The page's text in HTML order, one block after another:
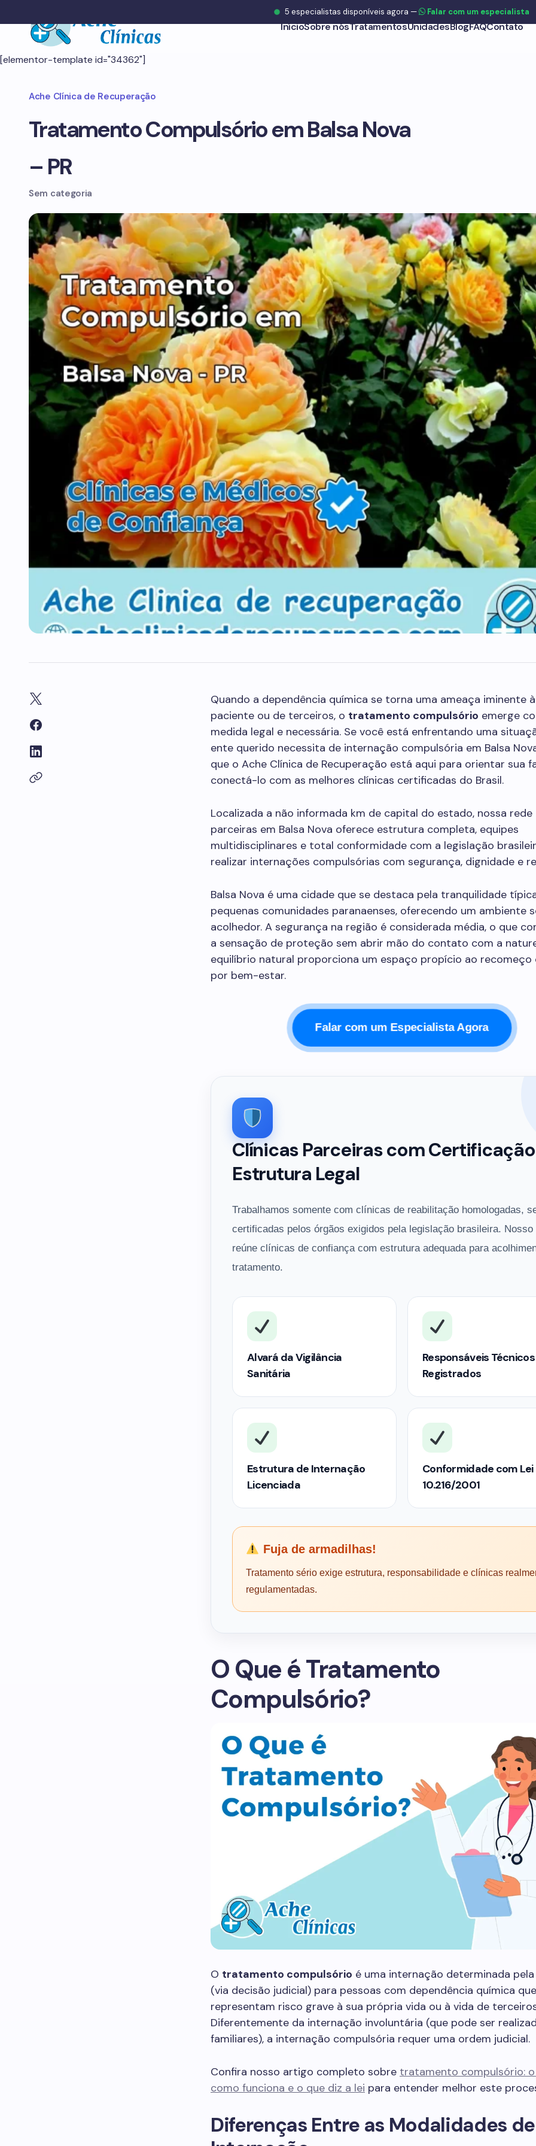
InícioSobre nósTratamentosUnidadesBlogFAQContato
[elementor-template id="34362"]
Ache Clínica de Recuperação
Tratamento Compulsório em Balsa Nova
– PR
Sem categoria
Quando a dependência química se torna uma ameaça iminente
paciente ou de terceiros, o tratamento compulsório emerge
medida legal e necessária. Se você está enfrentando uma
ente querido necessita de internação compulsória em Balsa
que o Ache Clínica de Recuperação está aqui para orientar sua
conectá-lo com as melhores clínicas certificadas do Brasil.
Localizada a não informada km de capital do estado, nossa rede
parceiras em Balsa Nova oferece estrutura completa, equipes
multidisciplinares e total conformidade com a legislação
realizar internações compulsórias com segurança, dignidade e
Balsa Nova é uma cidade que se destaca pela tranquilidade
pequenas comunidades paranaenses, oferecendo um ambiente
acolhedor. A segurança na região é considerada média, o que
a sensação de proteção sem abrir mão do contato com a
equilíbrio natural proporciona um espaço propício ao recomeço
por bem-estar.
Falar com um Especialista Agora
Clínicas Parceiras com
Estrutura Legal
Trabalhamos somente com clínicas de reabilitação homologadas,
certificadas pelos órgãos exigidos pela legislação brasileira. Nosso
reúne clínicas de confiança com estrutura adequada para
tratamento.
Alvará da Vigilância
Sanitária
Responsáveis Técnicos
Registrados
Estrutura de Internação
Licenciada
Conformidade com Lei
10.216/2001
Fuja de armadilhas!
Tratamento sério exige estrutura, responsabilidade e clínicas
regulamentadas.
O Que é Tratamento
Compulsório?
O tratamento compulsório é uma internação determinada
(via decisão judicial) para pessoas com dependência química que
representam risco grave à sua própria vida ou à vida de
Diferentemente da internação involuntária (que pode ser
familiares), a internação compulsória requer uma ordem judicial.
Confira nosso artigo completo sobre tratamento compulsório: o
como funciona e o que diz a lei para entender melhor este
Diferenças Entre as Modalidades de
5 especialistas disponíveis agora — Falar com um especialista